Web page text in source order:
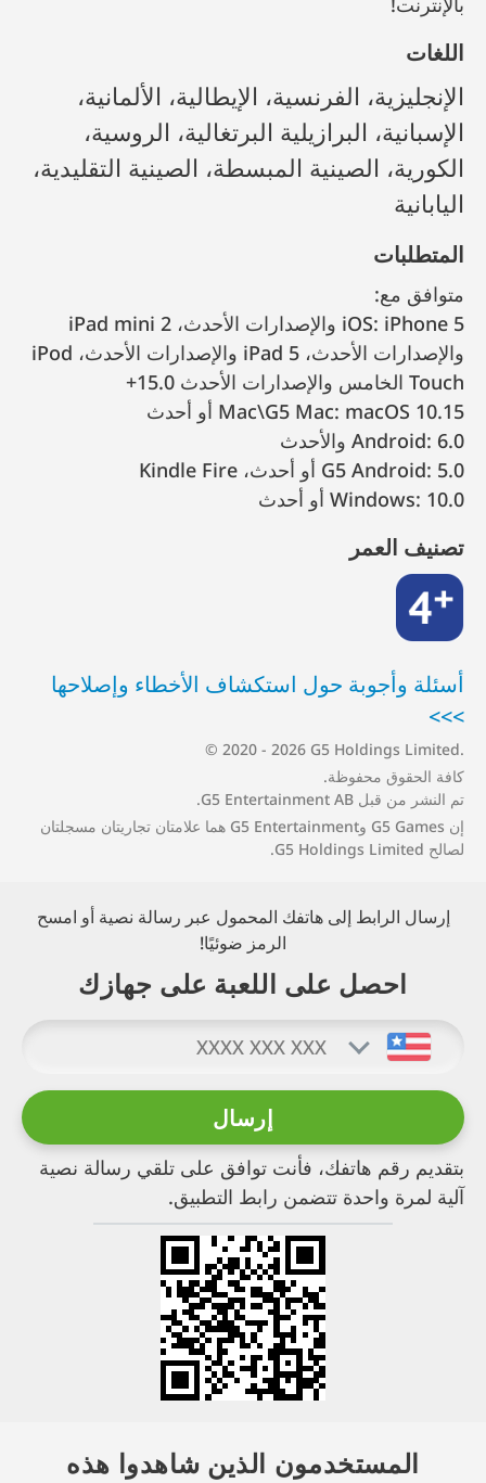
اللغات
الإنجليزية، الفرنسية، الإيطالية، الألمانية،
الإسبانية، البرازيلية البرتغالية، الروسية،
الكورية، الصينية المبسطة، الصينية التقليدية،
اليابانية
المتطلبات
متوافق مع:
iOS: iPhone 5 والإصدارات الأحدث، iPad mini 2
والإصدارات الأحدث، iPad 5 والإصدارات الأحدث، iPod
Touch الخامس والإصدارات الأحدث 15.0+
Mac\G5 Mac: macOS 10.15 أو أحدث
Android: 6.0 والأحدث
G5 Android: 5.0 أو أحدث، Kindle Fire
Windows: 10.0 أو أحدث
تصنيف العمر
4+
أسئلة وأجوبة حول استكشاف الأخطاء وإصلاحها
>>>
© 2020 - 2026 G5 Holdings Limited.
كافة الحقوق محفوظة.
تم النشر من قبل G5 Entertainment AB.
إن G5 Games وG5 Entertainment هما علامتان تجاريتان مسجلتان
لصالح G5 Holdings Limited.
إرسال الرابط إلى هاتفك المحمول عبر رسالة نصية أو امسح
الرمز ضوئيًا!
احصل على اللعبة على جهازك
بتقديم رقم هاتفك، فأنت توافق على تلقي رسالة نصية
آلية لمرة واحدة تتضمن رابط التطبيق.
المستخدمون الذين شاهدوا هذه